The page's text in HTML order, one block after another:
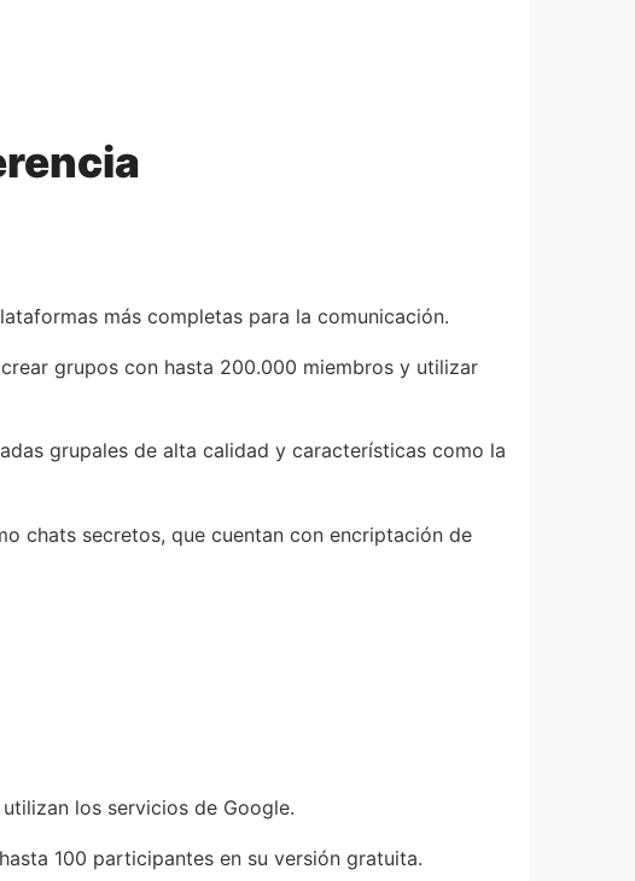
más completas para la comunicación.
grupos con hasta 200.000 miembros y utilizar
grupales de alta calidad y características como la
chats secretos, que cuentan con encriptación de
los servicios de Google.
100 participantes en su versión gratuita.